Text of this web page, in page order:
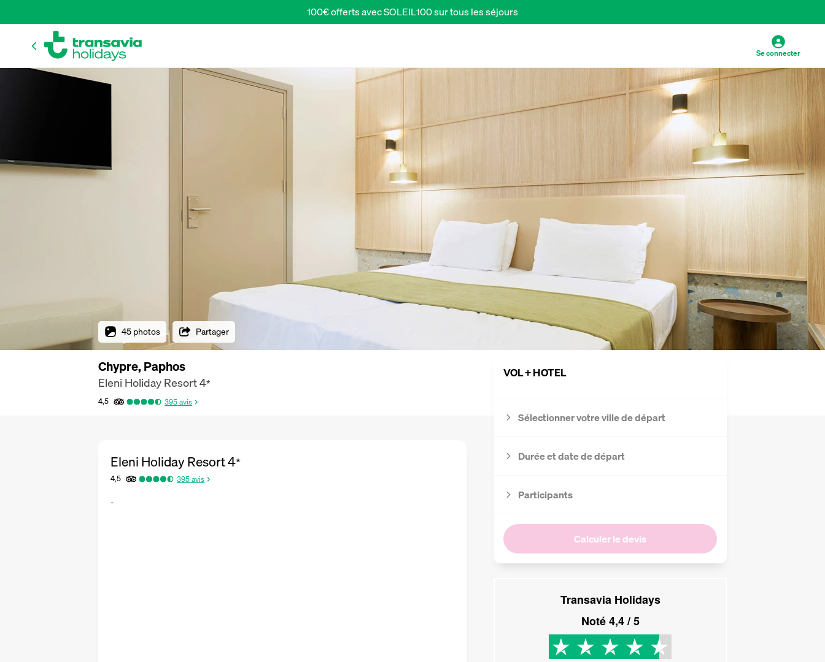
100€ offerts avec SOLEIL100 sur tous les séjours
Se connecter
45 photos Partager
Chypre, Paphos
Eleni Holiday Resort4*
4,5 395avis
VOL + HOTEL
Sélectionner votre ville de départ
Durée et date de départ
Participants
Calculer le devis
Transavia Holidays
Noté4,4/ 5
Eleni Holiday Resort4*
4,5 395avis
-